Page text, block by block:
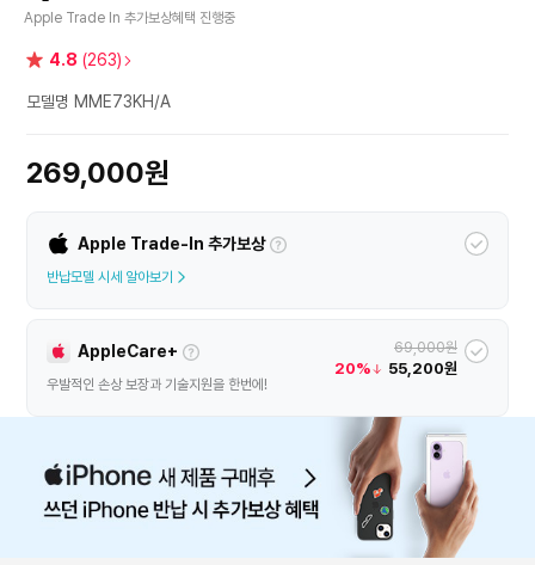
Apple Trade In 추가보상혜택 진행중
별 4.8 (263)
모델명 MME73KH/A
269,000원
Apple Trade-In 추가보상
반납모델 시세 알아보기
AppleCare+
우발적인 손상 보장과 기술지원을 한번에!
69,000원
20% 55,200원